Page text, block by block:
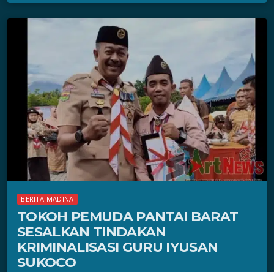
BERITA MADINA
TOKOH PEMUDA PANTAI BARAT
SESALKAN TINDAKAN
KRIMINALISASI GURU IYUSAN
SUKOCO